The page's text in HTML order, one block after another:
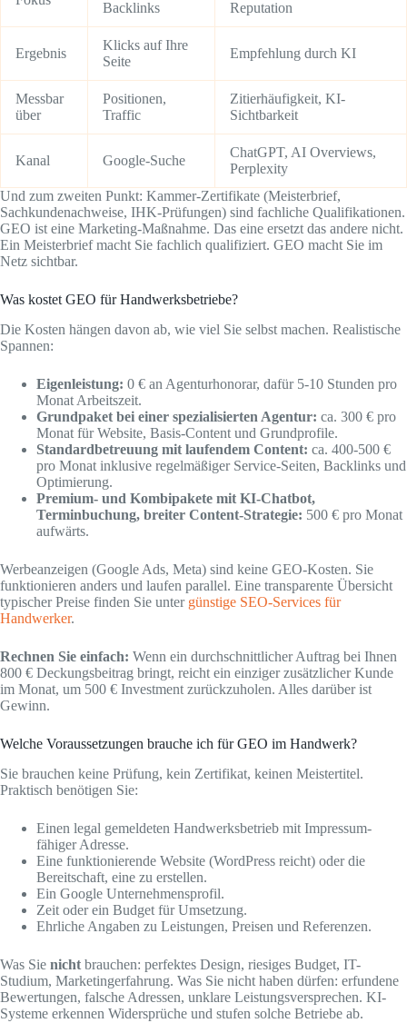
Backlinks Reputation
Ergebnis
Klicks auf Ihre
Seite
Empfehlung durch KI
Messbar
über
Positionen,
Traffic
Zitierhäufigkeit, KI-
Sichtbarkeit
Kanal Google-Suche
ChatGPT, AI Overviews,
Perplexity
Und zum zweiten Punkt: Kammer-Zertifikate (Meisterbrief,
Sachkundenachweise, IHK-Prüfungen) sind fachliche Qualifikationen.
GEO ist eine Marketing-Maßnahme. Das eine ersetzt das andere nicht.
Ein Meisterbrief macht Sie fachlich qualifiziert. GEO macht Sie im
Netz sichtbar.
Was kostet GEO für Handwerksbetriebe?
Die Kosten hängen davon ab, wie viel Sie selbst machen. Realistische
Spannen:
Eigenleistung: 0 € an Agenturhonorar, dafür 5-10 Stunden pro
Monat Arbeitszeit.
Grundpaket bei einer spezialisierten Agentur: ca. 300 € pro
Monat für Website, Basis-Content und Grundprofile.
Standardbetreuung mit laufendem Content: ca. 400-500 €
pro Monat inklusive regelmäßiger Service-Seiten, Backlinks und
Optimierung.
Premium- und Kombipakete mit KI-Chatbot,
Terminbuchung, breiter Content-Strategie: 500 € pro Monat
aufwärts.
Werbeanzeigen (Google Ads, Meta) sind keine GEO-Kosten. Sie
funktionieren anders und laufen parallel. Eine transparente Übersicht
typischer Preise finden Sie unter günstige SEO-Services für
Handwerker.
Rechnen Sie einfach: Wenn ein durchschnittlicher Auftrag bei Ihnen
800 € Deckungsbeitrag bringt, reicht ein einziger zusätzlicher Kunde
im Monat, um 500 € Investment zurückzuholen. Alles darüber ist
Gewinn.
Welche Voraussetzungen brauche ich für GEO im Handwerk?
Sie brauchen keine Prüfung, kein Zertifikat, keinen Meistertitel.
Praktisch benötigen Sie:
Einen legal gemeldeten Handwerksbetrieb mit Impressum-
fähiger Adresse.
Eine funktionierende Website (WordPress reicht) oder die
Bereitschaft, eine zu erstellen.
Ein Google Unternehmensprofil.
Zeit oder ein Budget für Umsetzung.
Ehrliche Angaben zu Leistungen, Preisen und Referenzen.
Was Sie nicht brauchen: perfektes Design, riesiges Budget, IT-
Studium, Marketingerfahrung. Was Sie nicht haben dürfen: erfundene
Bewertungen, falsche Adressen, unklare Leistungsversprechen. KI-
Systeme erkennen Widersprüche und stufen solche Betriebe ab.